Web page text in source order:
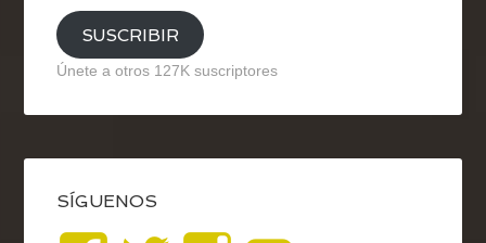
SUSCRIBIR
Únete a otros 127K suscriptores
SÍGUENOS